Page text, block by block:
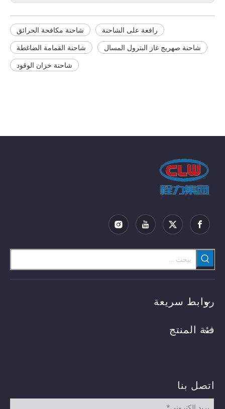
شاحنة مكافحة الحرائق
رافعة على الشاحنة
شاحنة القمامة الضاغطة
شاحنة صهريج غاز البترول المسال
شاحنة خزان الوقود
روابط سريعة
فئة المنتج
اتصل بنا